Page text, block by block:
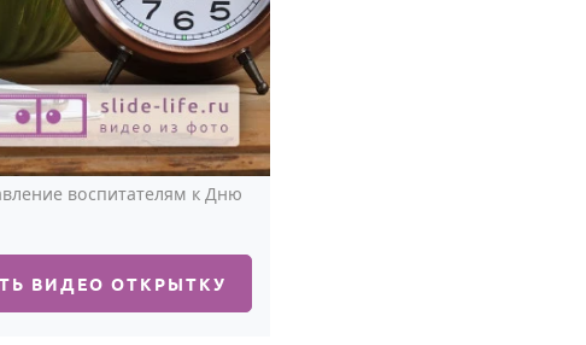
воспитателям к Дню
ВИДЕО ОТКРЫТКУ